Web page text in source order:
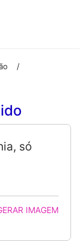
/
só
IMAGEM